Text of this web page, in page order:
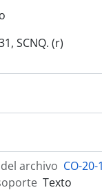
SCNQ. (r)
archivo CO-
Texto